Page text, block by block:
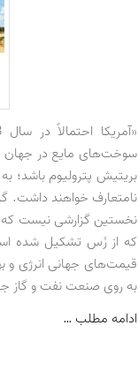
سوخت‌های مایع در جهان
بریتیش پترولیوم باشد؛
که از رُس تشکیل شده
قیمت‌های جهانی انرژی و
به روی صنعت نفت و گاز
ادامه مطلب …